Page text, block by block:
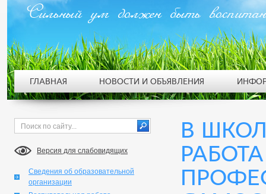
Версия для слабовидящих
Сведения об образовательной
организации
В
Сильный ум должен быть
ГЛАВНАЯ НОВОСТИ И ОБЪЯВЛЕНИЯ